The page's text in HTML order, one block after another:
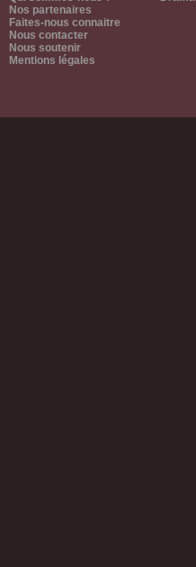
Nos partenaires
Faites-nous connaitre
Nous contacter
Nous soutenir
Mentions légales